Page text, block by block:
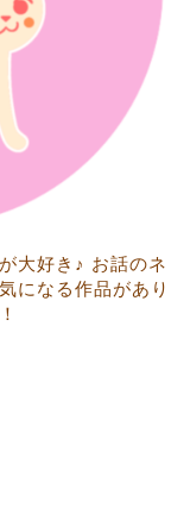
大好き♪ お話のネ
になる作品があり